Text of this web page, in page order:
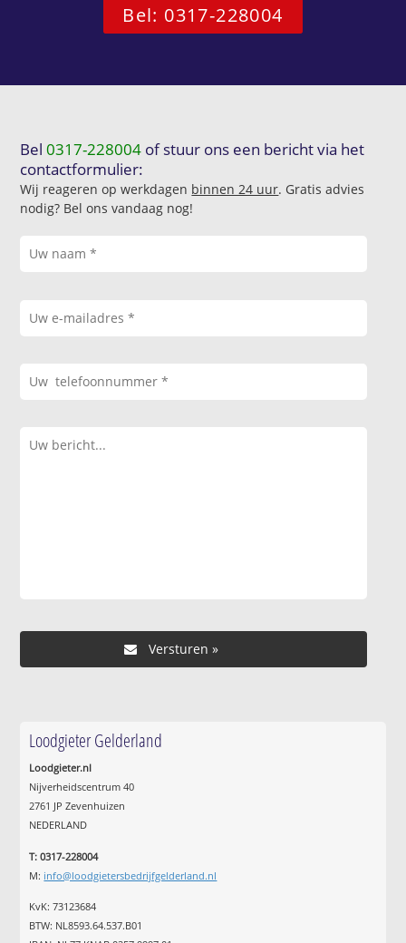
Bel: 0317-228004
Bel0317-228004 of stuur ons een bericht via het
contactformulier:
Wij reageren op werkdagen binnen 24 uur. Gratis advies
nodig? Bel ons vandaag nog!
Loodgieter Gelderland
Loodgieter.nl
Nijverheidscentrum 40
2761 JP Zevenhuizen
NEDERLAND
T: 0317-228004
M: info@loodgietersbedrijfgelderland.nl
KvK: 73123684
BTW: NL8593.64.537.B01